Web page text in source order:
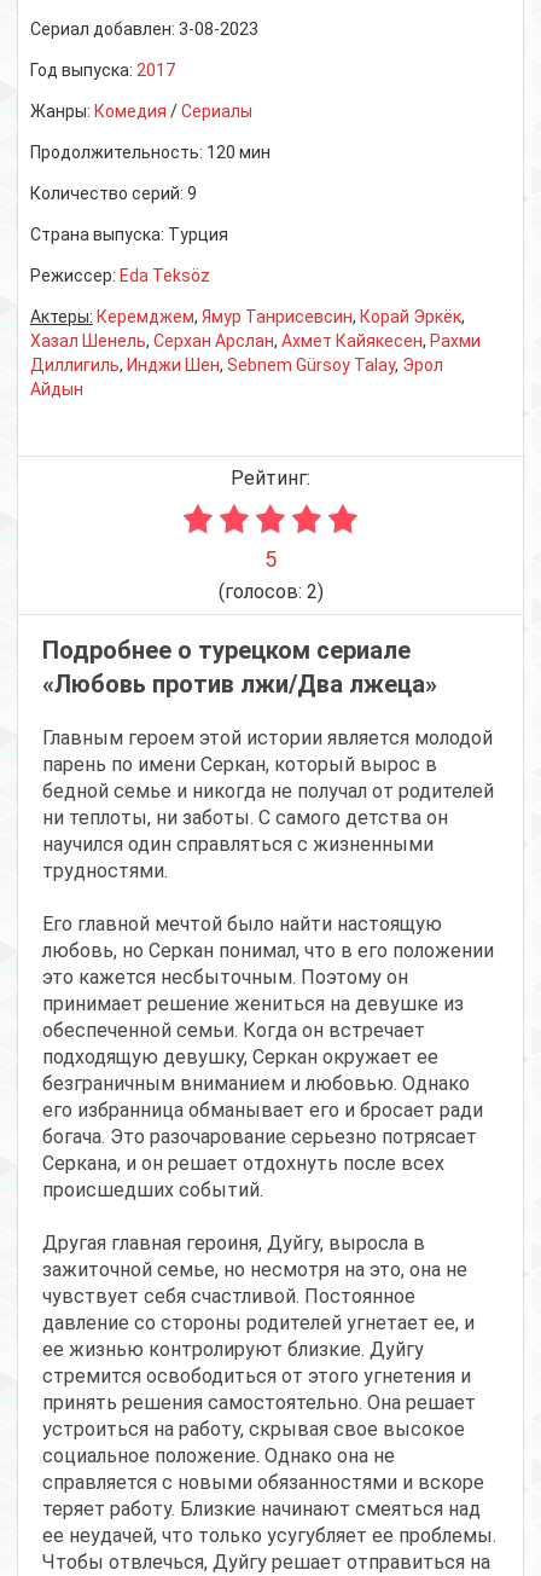
Сериал добавлен: 3-08-2023
Год выпуска: 2017
Жанры: Комедия /Сериалы
Продолжительность: 120 мин
Количество серий: 9
Страна выпуска: Турция
Режиссер: Eda Teksöz
Актеры: Керемджем, Ямур Танрисевсин, Корай Эркёк,
Хазал Шенель, Серхан Арслан, Ахмет Кайякесен, Рахми
Диллигиль, Инджи Шен, Sebnem Gürsoy Talay, Эрол
Айдын
Рейтинг:
5
(голосов: 2)
Подробнее о турецком сериале
«Любовь против лжи/Два лжеца»
Главным героем этой истории является молодой
парень по имени Серкан, который вырос в
бедной семье и никогда не получал от родителей
ни теплоты, ни заботы. С самого детства он
научился один справляться с жизненными
трудностями.
Его главной мечтой было найти настоящую
любовь, но Серкан понимал, что в его положении
это кажется несбыточным. Поэтому он
принимает решение жениться на девушке из
обеспеченной семьи. Когда он встречает
подходящую девушку, Серкан окружает ее
безграничным вниманием и любовью. Однако
его избранница обманывает его и бросает ради
богача. Это разочарование серьезно потрясает
Серкана, и он решает отдохнуть после всех
происшедших событий.
Другая главная героиня, Дуйгу, выросла в
зажиточной семье, но несмотря на это, она не
чувствует себя счастливой. Постоянное
давление со стороны родителей угнетает ее, и
ее жизнью контролируют близкие. Дуйгу
стремится освободиться от этого угнетения и
принять решения самостоятельно. Она решает
устроиться на работу, скрывая свое высокое
социальное положение. Однако она не
справляется с новыми обязанностями и вскоре
теряет работу. Близкие начинают смеяться над
ее неудачей, что только усугубляет ее проблемы.
Чтобы отвлечься, Дуйгу решает отправиться на